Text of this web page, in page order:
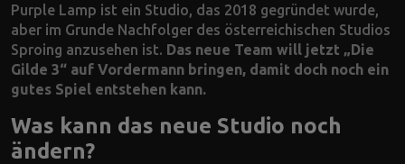
Purple Lamp ist ein Studio, das 2018 gegründet wurde,
aber im Grunde Nachfolger des österreichischen Studios
Sproing anzusehen ist. Das neue Team will jetzt „Die
Gilde 3“ auf Vordermann bringen, damit doch noch ein
gutes Spiel entstehen kann.
Was kann das neue Studio noch
ändern?